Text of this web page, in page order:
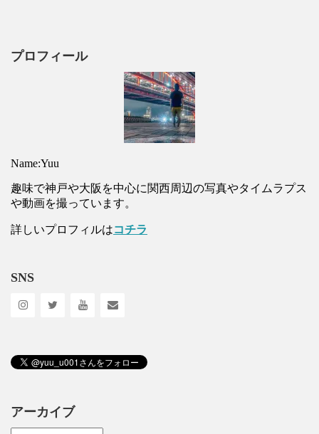
プロフィール
Name:Yuu
趣味で神戸や大阪を中心に関西周辺の写真やタイムラプス
や動画を撮っています。
詳しいプロフィルはコチラ
SNS
アーカイブ